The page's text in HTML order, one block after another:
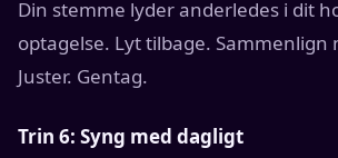
Din stemme lyder anderledes i dit
optagelse. Lyt tilbage. Sammenlign
Juster. Gentag.
Trin 6: Syng med dagligt